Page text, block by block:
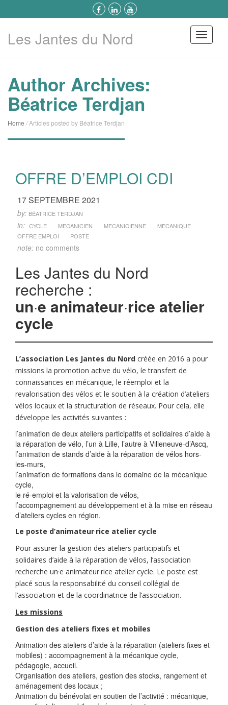
Les Jantes du Nord Menu
Author Archives:
Béatrice Terdjan
Home /Articles posted by Béatrice Terdjan
OFFRE D’EMPLOI CDI
17 SEPTEMBRE 2021
by: BÉATRICE TERDJAN
in: CYCLE MECANICIEN MECANICIENNE
MECANIQUE
OFFRE EMPLOI
POSTE
note: no comments
Les Jantes du Nord
recherche :
un·e animateur·rice atelier
cycle
L’association Les Jantes du Nord créée en 2016 a pour
missions la promotion active du vélo, le transfert de
connaissances en mécanique, le réemploi et la
revalorisation des vélos et le soutien à la création d’ateliers
vélos locaux et la structuration de réseaux. Pour cela, elle
développe les activités suivantes :
l’animation de deux ateliers participatifs et solidaires d’aide à
la réparation de vélo, l’un à Lille, l’autre à Villeneuve-d’Ascq,
l’animation de stands d’aide à la réparation de vélos hors-
les-murs,
l’animation de formations dans le domaine de la mécanique
cycle,
le ré-emploi et la valorisation de vélos,
l’accompagnement au développement et à la mise en réseau
d’ateliers cycles en région.
Le poste d’animateur·rice atelier cycle
Pour assurer la gestion des ateliers participatifs et
solidaires d’aide à la réparation de vélos, l’association
recherche un·e animateur·rice atelier cycle. Le poste est
placé sous la responsabilité du conseil collégial de
l’association et de la coordinatrice de l’association.
Les missions
Gestion des ateliers fixes et mobiles
Animation des ateliers d’aide à la réparation (ateliers fixes et
mobiles) : accompagnement à la mécanique cycle,
pédagogie, accueil.
Organisation des ateliers, gestion des stocks, rangement et
aménagement des locaux ;
Animation du bénévolat en soutien de l’activité : mécanique,